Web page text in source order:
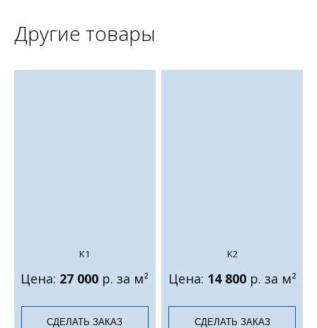
Другие товары
K1
Цена: 27 000 р. за м²
СДЕЛАТЬ ЗАКАЗ
K2
Цена: 14 800р. за м²
СДЕЛАТЬ ЗАКАЗ